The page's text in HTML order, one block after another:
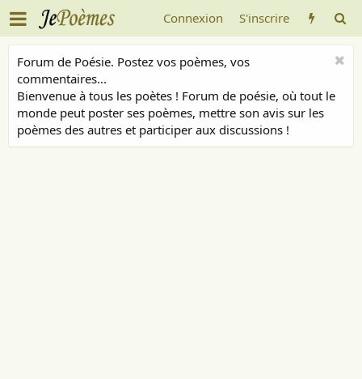
Connexion S'inscrire
Forum de Poésie. Postez vos poèmes, vos
commentaires...
Bienvenue à tous les poètes ! Forum de poésie, où tout le
monde peut poster ses poèmes, mettre son avis sur les
poèmes des autres et participer aux discussions !